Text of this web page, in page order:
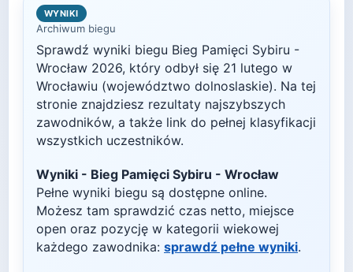
WYNIKI
Archiwum biegu
Sprawdź wyniki biegu Bieg Pamięci Sybiru -
Wrocław 2026, który odbył się 21 lutego w
Wrocławiu (województwo dolnoslaskie). Na tej
stronie znajdziesz rezultaty najszybszych
zawodników, a także link do pełnej klasyfikacji
wszystkich uczestników.
Wyniki - Bieg Pamięci Sybiru - Wrocław
Pełne wyniki biegu są dostępne online.
Możesz tam sprawdzić czas netto, miejsce
open oraz pozycję w kategorii wiekowej
każdego zawodnika: sprawdź pełne wyniki.